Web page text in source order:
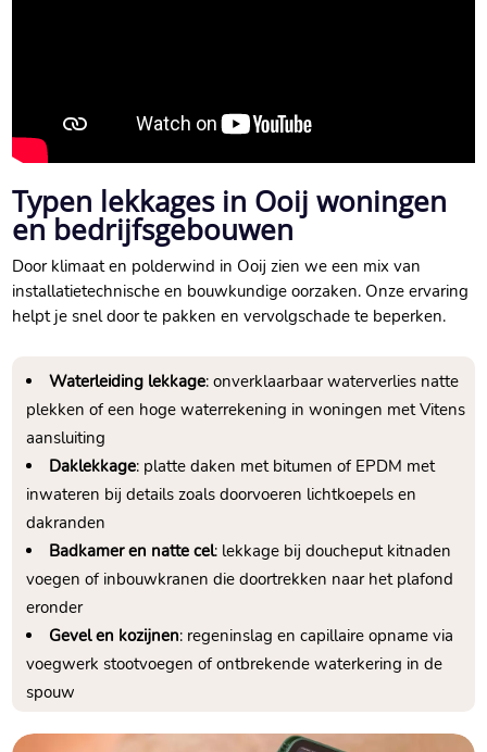
Typen lekkages in Ooij woningen
en bedrijfsgebouwen
Door klimaat en polderwind in Ooij zien we een mix van
installatietechnische en bouwkundige oorzaken. Onze ervaring
helpt je snel door te pakken en vervolgschade te beperken.
Waterleiding lekkage: onverklaarbaar waterverlies natte
plekken of een hoge waterrekening in woningen met Vitens
aansluiting
Daklekkage: platte daken met bitumen of EPDM met
inwateren bij details zoals doorvoeren lichtkoepels en
dakranden
Badkamer en natte cel: lekkage bij doucheput kitnaden
voegen of inbouwkranen die doortrekken naar het plafond
eronder
Gevel en kozijnen: regeninslag en capillaire opname via
voegwerk stootvoegen of ontbrekende waterkering in de
spouw